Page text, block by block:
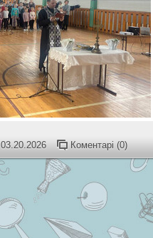
03.20.2026 Коментарі (0)